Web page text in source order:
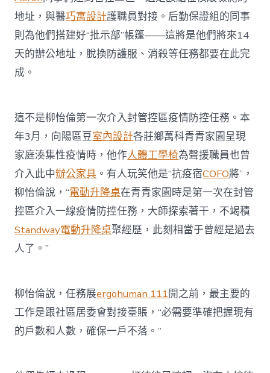
地址，與醫巧寓設計護職員對接。后勤保證組的同事
則為他們搭建好“批示部”帳篷——這將是他們將來14
天的辦公地址，脫換防護服、消殺等任務都要在此完
成。
這不是柳怡倫第一次介入封管控區疫情防控任務。本
年3月，向陽區豆室內設計各莊鄉萬科青青家園呈現
家庭湊集性疫情時，他作人體工學椅為聲援職員也曾
介入此中辦公家具 。有人玩笑他是“抗疫宿COFO將”，
柳怡倫說，“電動升降桌在青青家園時是第一次在封管
控區介入一線疫情防控任務，大師探索著干，不竭積
Standway電動升降桌聚經歷，此刻相當于曾經是過去
人了。”
柳怡倫說，任務展ergohuman 111開之前，最主要的
工作是跟社區居委會對接臺賬，“必需要準確把握現有
的戶數和人數，確保一戶不落。”